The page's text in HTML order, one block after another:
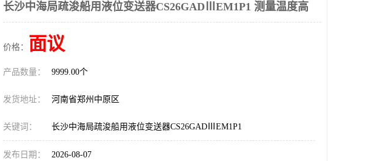
长沙中海局疏浚船用液位变送器CS26GADⅢEM1P1 测量温度高
价格： 面议
产品数量： 9999.00个
发货地址： 河南省郑州中原区
关键词： 长沙中海局疏浚船用液位变送器CS26GADⅢEM1P1
发布日期： 2026-08-07